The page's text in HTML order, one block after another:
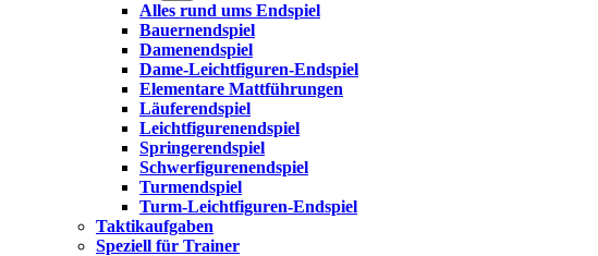
Alles rund ums Endspiel
Bauernendspiel
Damenendspiel
Dame-Leichtfiguren-Endspiel
Elementare Mattführungen
Läuferendspiel
Leichtfigurenendspiel
Springerendspiel
Schwerfigurenendspiel
Turmendspiel
Turm-Leichtfiguren-Endspiel
Taktikaufgaben
Speziell für Trainer